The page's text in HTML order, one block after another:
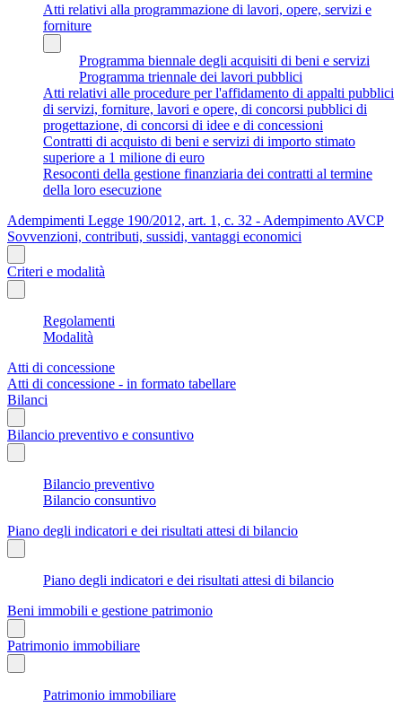
Atti relativi alla programmazione di lavori, opere, servizi e
forniture
Programma biennale degli acquisiti di beni e servizi
Programma triennale dei lavori pubblici
Atti relativi alle procedure per l'affidamento di appalti pubblici
di servizi, forniture, lavori e opere, di concorsi pubblici di
progettazione, di concorsi di idee e di concessioni
Contratti di acquisto di beni e servizi di importo stimato
superiore a 1 milione di euro
Resoconti della gestione finanziaria dei contratti al termine
della loro esecuzione
Adempimenti Legge 190/2012, art. 1, c. 32 - Adempimento AVCP
Sovvenzioni, contributi, sussidi, vantaggi economici
Criteri e modalità
Regolamenti
Modalità
Atti di concessione
Atti di concessione - in formato tabellare
Bilanci
Bilancio preventivo e consuntivo
Bilancio preventivo
Bilancio consuntivo
Piano degli indicatori e dei risultati attesi di bilancio
Piano degli indicatori e dei risultati attesi di bilancio
Beni immobili e gestione patrimonio
Patrimonio immobiliare
Patrimonio immobiliare